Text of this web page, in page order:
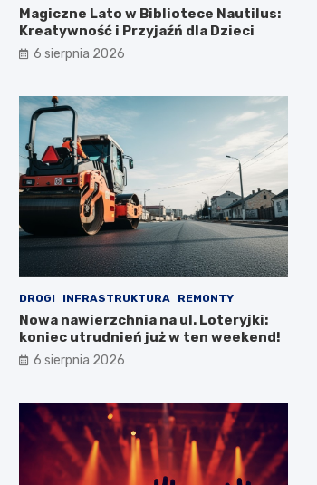
Magiczne Lato w Bibliotece Nautilus:
Kreatywność i Przyjaźń dla Dzieci
6 sierpnia 2026
DROGI INFRASTRUKTURA REMONTY
Nowa nawierzchnia na ul. Loteryjki:
koniec utrudnień już w ten weekend!
6 sierpnia 2026